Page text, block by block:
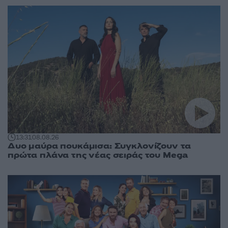
13:3108.08.26
Δυο μαύρα πουκάμισα: Συγκλονίζουν τα
πρώτα πλάνα της νέας σειράς του Mega